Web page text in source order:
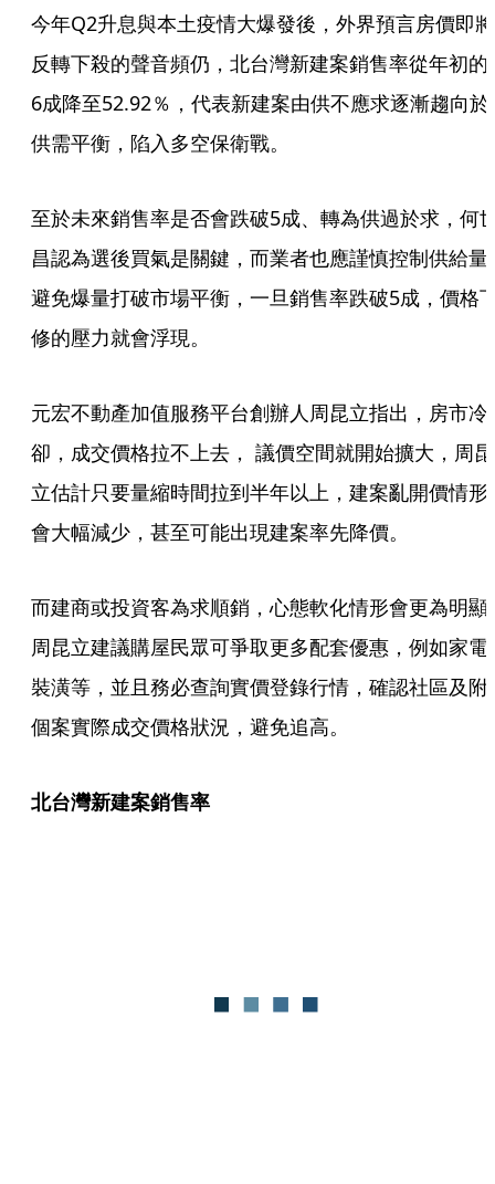
今年Q2升息與本土疫情大爆發後，外界預言房價即將
反轉下殺的聲音頻仍，北台灣新建案銷售率從年初的
6成降至52.92％，代表新建案由供不應求逐漸趨向於
供需平衡，陷入多空保衛戰。
至於未來銷售率是否會跌破5成、轉為供過於求，何
昌認為選後買氣是關鍵，而業者也應謹慎控制供給量
避免爆量打破市場平衡，一旦銷售率跌破5成，價格
修的壓力就會浮現。
元宏不動產加值服務平台創辦人周昆立指出，房市冷
卻，成交價格拉不上去， 議價空間就開始擴大，周昆
立估計只要量縮時間拉到半年以上，建案亂開價情形
會大幅減少，甚至可能出現建案率先降價。
而建商或投資客為求順銷，心態軟化情形會更為明顯
周昆立建議購屋民眾可爭取更多配套優惠，例如家電
裝潢等，並且務必查詢實價登錄行情，確認社區及附
個案實際成交價格狀況，避免追高。
北台灣新建案銷售率